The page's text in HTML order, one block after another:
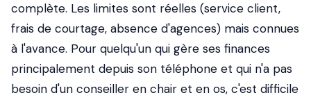
complète. Les limites sont réelles (service client,
frais de courtage, absence d'agences) mais connues
à l'avance. Pour quelqu'un qui gère ses finances
principalement depuis son téléphone et qui n'a pas
besoin d'un conseiller en chair et en os, c'est difficile